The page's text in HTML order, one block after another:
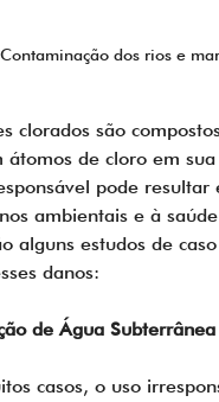
Contaminação dos rios e
clorados são
átomos de cloro em
pode resultar
ambientais e à
alguns estudos de
danos:
de Água
casos, o uso